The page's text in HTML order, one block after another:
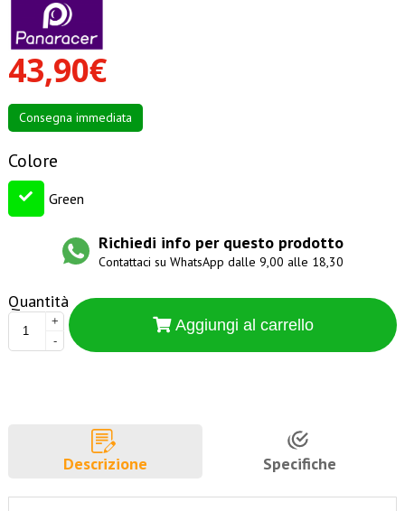
43,90€
Consegna immediata
Colore
Green
Richiedi info per questo prodotto
Contattaci su WhatsApp dalle 9,00 alle 18,30
Quantità
+
-
Aggiungi al carrello
Descrizione Specifiche